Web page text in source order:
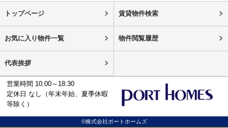
トップページ 賃貸物件検索
お気に入り物件一覧 物件閲覧履歴
代表挨拶
営業時間 10:00～18:30
定休日 なし（年末年始、夏季休暇
等除く）
©株式会社ポートホームズ